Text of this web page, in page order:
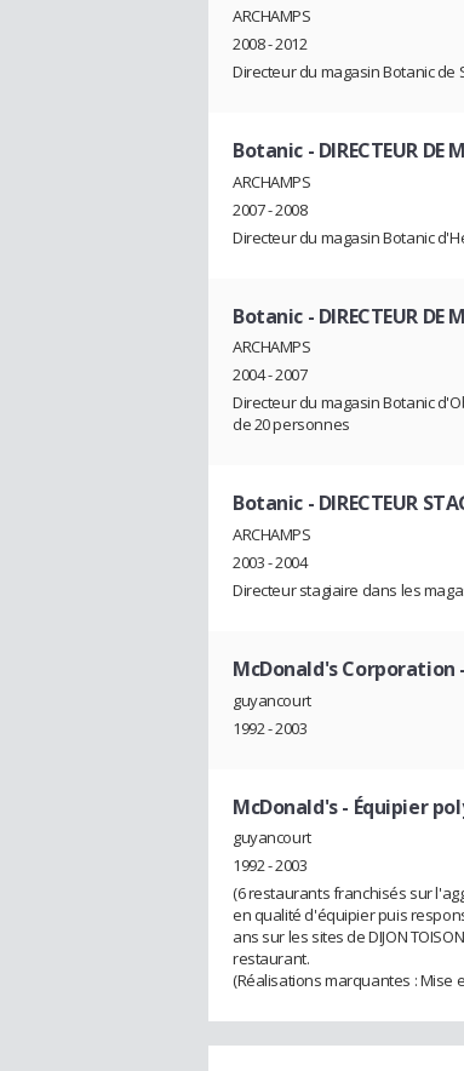
ARCHAMPS
2008 - 2012
Directeur du magasin Botanic de
Botanic - DIRECTEUR DE
ARCHAMPS
2007 - 2008
Directeur du magasin Botanic
Botanic - DIRECTEUR DE
ARCHAMPS
2004 - 2007
Directeur du magasin Botanic
de 20 personnes
Botanic - DIRECTEUR
ARCHAMPS
2003 - 2004
Directeur stagiaire dans les
McDonald's Corporation
guyancourt
1992 - 2003
McDonald's- Équipier
guyancourt
1992 - 2003
(6 restaurants franchisés sur
en qualité d'équipier puis
ans sur les sites de DIJON
restaurant.
(Réalisations marquantes : Mise